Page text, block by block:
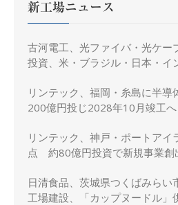
新工場ニュース
古河電工、光ファイバ・光ケー
投資、米・ブラジル・日本・イ
リンテック、福岡・糸島に半導
200億円投じ2028年10月竣工へ
リンテック、神戸・ポートアイ
点 約80億円投資で新規事業創
日清食品、茨城県つくばみら
工場建設、「カップヌードル」